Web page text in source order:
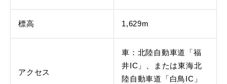
標高 1,629m
アクセス
車：北陸自動車道「福
井IC」、または東海北
陸自動車道「白鳥IC」